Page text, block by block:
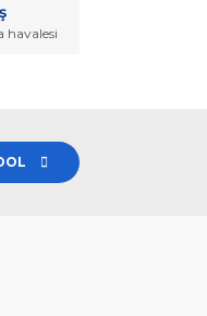
havalesi